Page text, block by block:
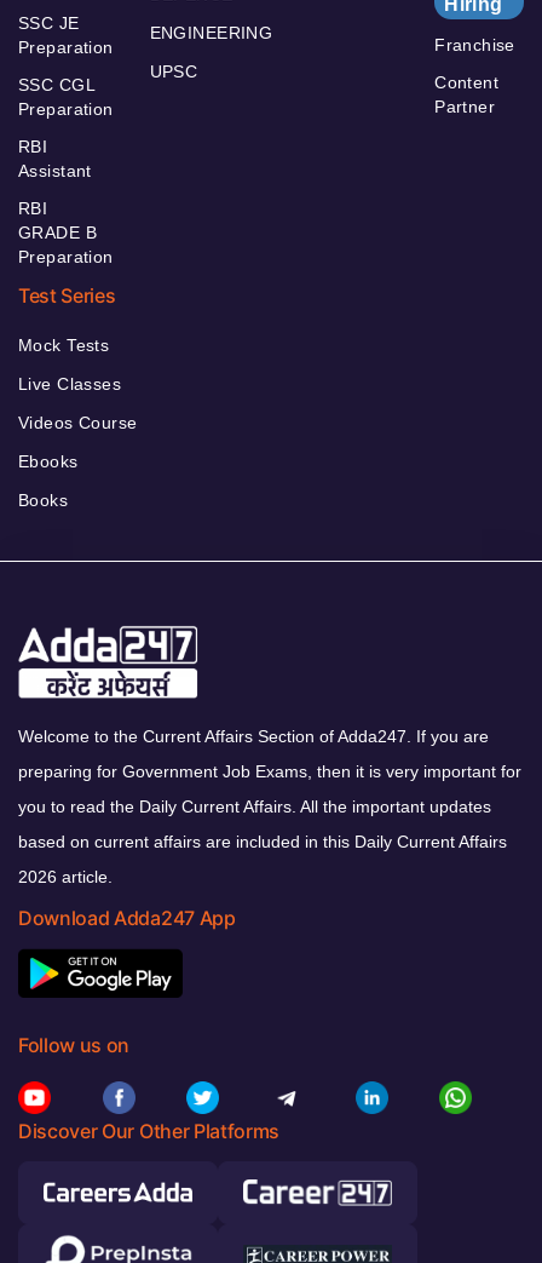
SSC JE
Preparation
SSC CGL
Preparation
RBI
Assistant
RBI
GRADE B
Preparation
ENGINEERING
UPSC
Franchise
Content
Partner
Test Series
Mock Tests
Live Classes
Videos Course
Ebooks
Books
Welcome to the Current Affairs Section of Adda247. If you are
preparing for Government Job Exams, then it is very important for
you to read the Daily Current Affairs. All the important updates
based on current affairs are included in this Daily Current Affairs
2026 article.
Download Adda247 App
Follow us on
Discover Our Other Platforms